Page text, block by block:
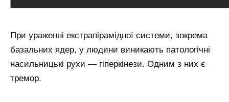
При ураженні екстрапірамідної системи, зокрема
базальних ядер, у людини виникають патологічні
насильницькі рухи — гіперкінези. Одним з них є
тремор.